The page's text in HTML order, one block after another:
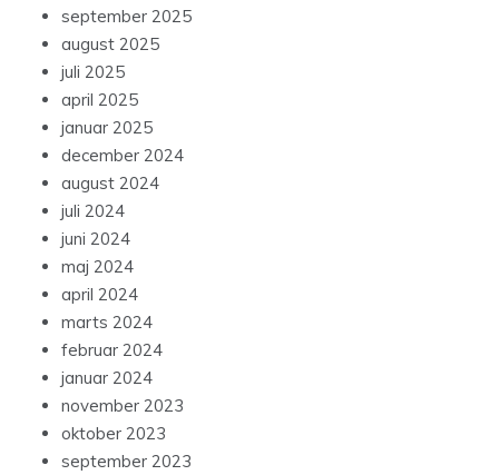
september 2025
august 2025
juli 2025
april 2025
januar 2025
december 2024
august 2024
juli 2024
juni 2024
maj 2024
april 2024
marts 2024
februar 2024
januar 2024
november 2023
oktober 2023
september 2023